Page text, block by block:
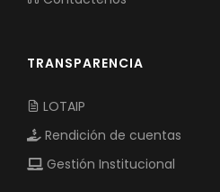
TRANSPARENCIA
LOTAIP
Rendición de cuentas
Gestión Institucional